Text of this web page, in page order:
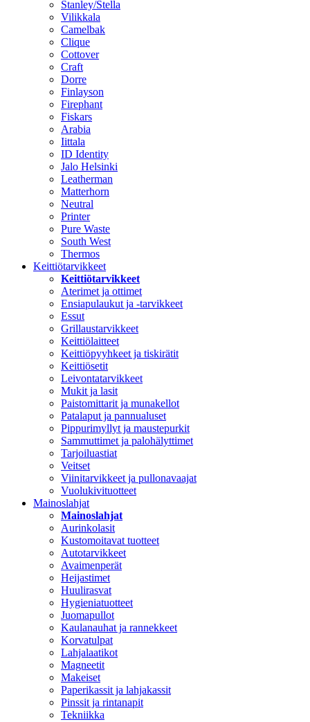
Stanley/Stella
Vilikkala
Camelbak
Clique
Cottover
Craft
Dorre
Finlayson
Firephant
Fiskars
Arabia
Iittala
ID Identity
Jalo Helsinki
Leatherman
Matterhorn
Neutral
Printer
Pure Waste
South West
Thermos
Keittiötarvikkeet
Keittiötarvikkeet
Aterimet ja ottimet
Ensiapulaukut ja -tarvikkeet
Essut
Grillaustarvikkeet
Keittiölaitteet
Keittiöpyyhkeet ja tiskirätit
Keittiösetit
Leivontatarvikkeet
Mukit ja lasit
Paistomittarit ja munakellot
Patalaput ja pannualuset
Pippurimyllyt ja maustepurkit
Sammuttimet ja palohälyttimet
Tarjoiluastiat
Veitset
Viinitarvikkeet ja pullonavaajat
Vuolukivituotteet
Mainoslahjat
Mainoslahjat
Aurinkolasit
Kustomoitavat tuotteet
Autotarvikkeet
Avaimenperät
Heijastimet
Huulirasvat
Hygieniatuotteet
Juomapullot
Kaulanauhat ja rannekkeet
Korvatulpat
Lahjalaatikot
Magneetit
Makeiset
Paperikassit ja lahjakassit
Pinssit ja rintanapit
Tekniikka